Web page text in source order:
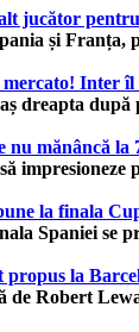
jucător
și Franța,
Inter îl
dreapta
mănâncă la
la finala
Spaniei se
propus la
de Robert